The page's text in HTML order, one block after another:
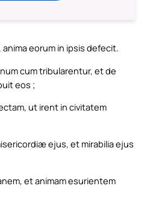
eorum in ipsis defecit.
cum tribularentur, et de
eos ;
ut irent in civitatem
ejus, et mirabilia ejus
et animam esurientem